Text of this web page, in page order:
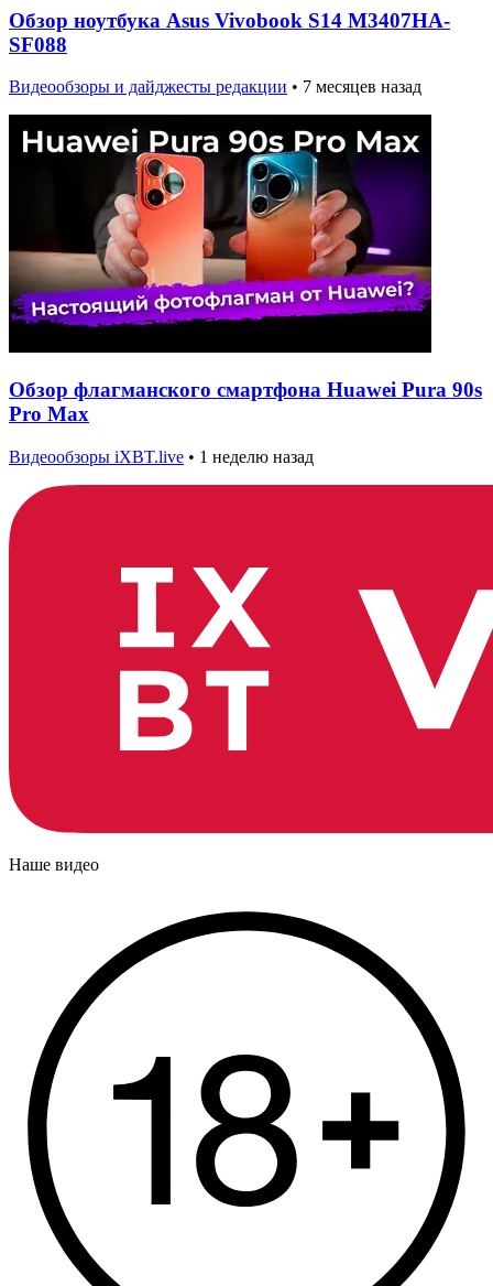
Обзор ноутбука Asus Vivobook S14 M3407HA-
SF088
Видеообзоры и дайджесты редакции • 7 месяцев назад
Обзор флагманского смартфона Huawei Pura 90s
Pro Max
Видеообзоры iXBT.live • 1 неделю назад
Наше видео